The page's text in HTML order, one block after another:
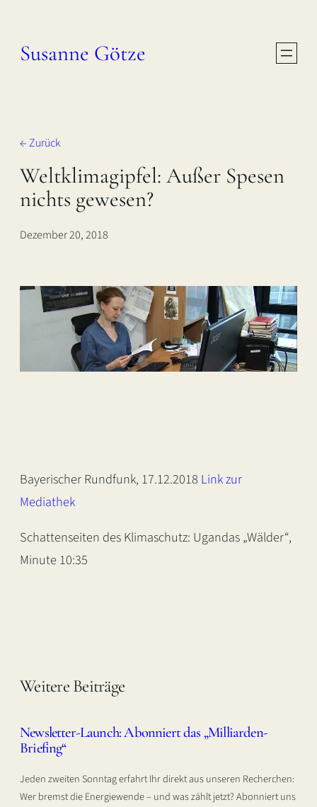
springen
Susanne Götze
← Zurück
Weltklimagipfel: Außer Spesen
nichts gewesen?
Dezember 20, 2018
Bayerischer Rundfunk, 17.12.2018 Link zur
Mediathek
Schattenseiten des Klimaschutz: Ugandas „Wälder“,
Minute 10:35
Weitere Beiträge
Newsletter-Launch: Abonniert das „Milliarden-
Briefing“
Jeden zweiten Sonntag erfahrt Ihr direkt aus unseren Recherchen:
Wer bremst die Energiewende – und was zählt jetzt? Abonniert uns